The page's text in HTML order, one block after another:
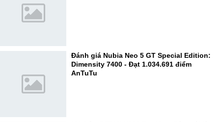
Đánh giá Nubia Neo 5 GT Special Edition:
Dimensity 7400 - Đạt 1.034.691 điểm
AnTuTu